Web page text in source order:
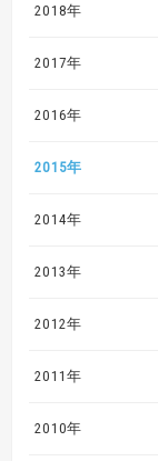
2018年
2017年
2016年
2015年
2014年
2013年
2012年
2011年
2010年